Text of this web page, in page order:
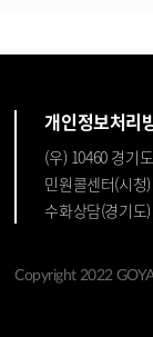
개인정보처리
(우) 10460 경기
민원콜센터(시청
수화상담(경기도
Copyright 2022